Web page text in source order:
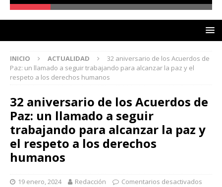
INICIO ACTUALIDAD
32 aniversario de los Acuerdos de
Paz: un llamado a seguir trabajando para alcanzar la paz y el
respeto a los derechos humanos
32 aniversario de los Acuerdos de
Paz: un llamado a seguir
trabajando para alcanzar la paz y
el respeto a los derechos
humanos
19 enero, 2024 Redacción Comentarios desactivados